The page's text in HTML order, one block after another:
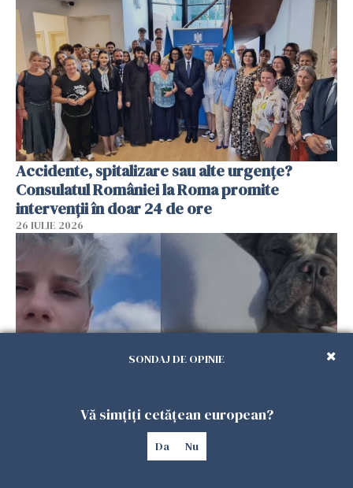
Accidente, spitalizare sau alte urgențe?
Consulatul României la Roma promite
intervenții în doar 24 de ore
26 IULIE 2026
Ce a pățit o româncă în timp ce își plimba
câinele în Germania. Mesajul ei a stârnit
SONDAJ DE OPINIE
Vă simțiți cetățean european?
Da Nu